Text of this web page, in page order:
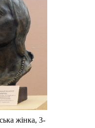
жінка, 3-